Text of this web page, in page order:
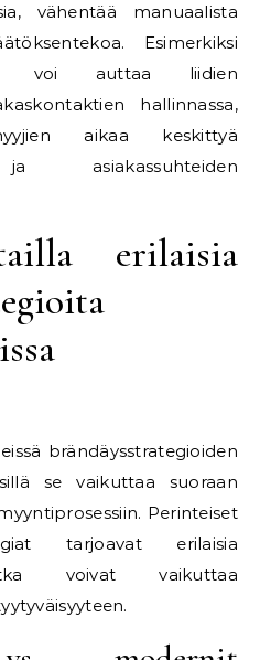
vähentää manuaalista
Esimerkiksi
voi auttaa liidien
hallinnassa,
aikaa keskittyä
asiakassuhteiden
erilaisia
brändäysstrategioiden
se vaikuttaa suoraan
Perinteiset
tarjoavat erilaisia
voivat vaikuttaa